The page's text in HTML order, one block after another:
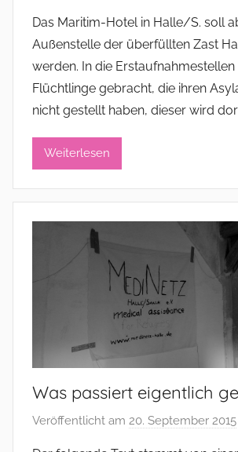
n
a
d
m
i
t
o
Das Maritim-Hotel in Halle/S. soll
Außenstelle der überfüllten Zast
werden. In die Erstaufnahmestellen
Flüchtlinge gebracht, die ihren
nicht gestellt haben, dieser wird
Weiterlesen
Was passiert eigentlich
Veröffentlicht am 20. September 2015